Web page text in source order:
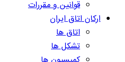
قوانین و مقررات
ارکان اتاق ایران
اتاق ها
تشکل ها